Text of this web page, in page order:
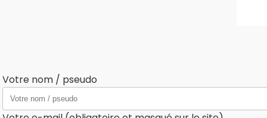
Votre nom / pseudo